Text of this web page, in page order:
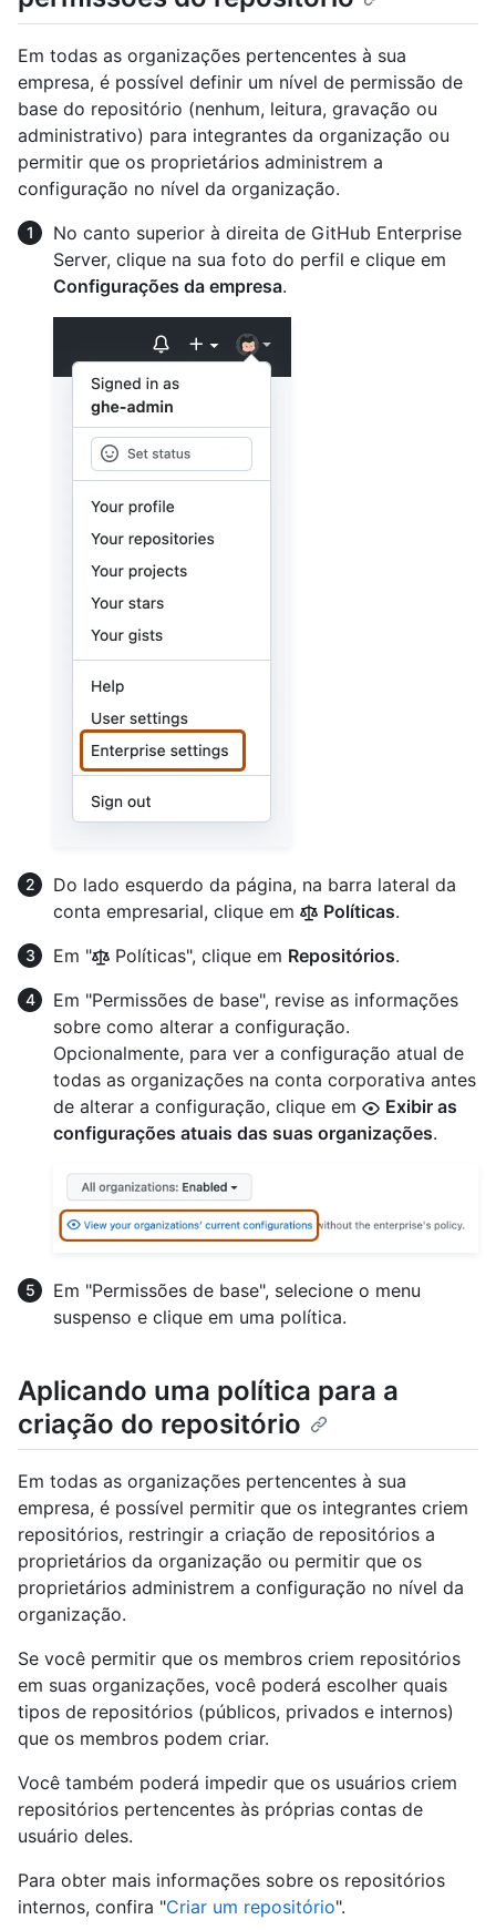
Em todas as organizações pertencentes à sua
empresa, é possível definir um nível de permissão de
base do repositório (nenhum, leitura, gravação ou
administrativo) para integrantes da organização ou
permitir que os proprietários administrem a
configuração no nível da organização.
No canto superior à direita de GitHub Enterprise
Server, clique na sua foto do perfil e clique em
Configurações da empresa.
Do lado esquerdo da página, na barra lateral da
conta empresarial, clique em
Políticas.
Em "
Políticas", clique em Repositórios.
Em "Permissões de base", revise as informações
sobre como alterar a configuração.
Opcionalmente, para ver a configuração atual de
todas as organizações na conta corporativa antes
de alterar a configuração, clique em
Exibir as
configurações atuais das suas organizações.
Em "Permissões de base", selecione o menu
suspenso e clique em uma política.
Aplicando uma política para a
criação do repositório
Em todas as organizações pertencentes à sua
empresa, é possível permitir que os integrantes criem
repositórios, restringir a criação de repositórios a
proprietários da organização ou permitir que os
proprietários administrem a configuração no nível da
organização.
Se você permitir que os membros criem repositórios
em suas organizações, você poderá escolher quais
tipos de repositórios (públicos, privados e internos)
que os membros podem criar.
Você também poderá impedir que os usuários criem
repositórios pertencentes às próprias contas de
usuário deles.
Para obter mais informações sobre os repositórios
internos, confira "Criar um repositório".